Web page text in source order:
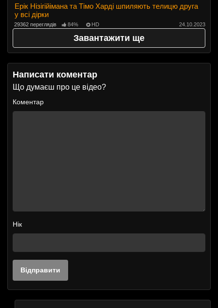
Ерік Нізігійімана та Тімо Харді шпиляють телицю друга
у всі дірки
29362 переглядів 84% HD 24.10.2023
Завантажити ще
Написати коментар
Що думаєш про це відео?
Коментар
Нік